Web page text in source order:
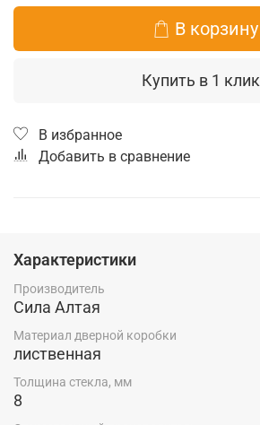
В корзину
Купить в 1 клик
В избранное
Добавить в сравнение
Характеристики
Производитель
Сила Алтая
Материал дверной коробки
лиственная
Толщина стекла, мм
8